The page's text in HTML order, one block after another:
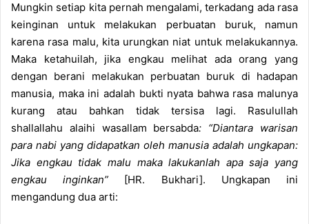
Mungkin setiap kita pernah mengalami, terkadang ada rasa
keinginan untuk melakukan perbuatan buruk, namun
karena rasa malu, kita urungkan niat untuk melakukannya.
Maka ketahuilah, jika engkau melihat ada orang yang
dengan berani melakukan perbuatan buruk di hadapan
manusia, maka ini adalah bukti nyata bahwa rasa malunya
kurang atau bahkan tidak tersisa lagi. Rasulullah
shallallahu alaihi wasallam bersabda: “Diantara warisan
para nabi yang didapatkan oleh manusia adalah ungkapan:
Jika engkau tidak malu maka lakukanlah apa saja yang
engkau inginkan” [HR. Bukhari]. Ungkapan ini
mengandung dua arti: